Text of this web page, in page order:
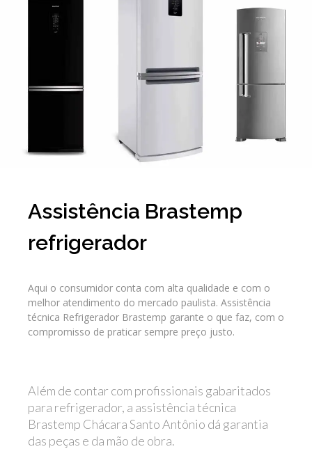
Assistência Brastemp
refrigerador
Aqui o consumidor conta com alta qualidade e com o
melhor atendimento do mercado paulista. Assistência
técnica Refrigerador Brastemp garante o que faz, com o
compromisso de praticar sempre preço justo.
Além de contar com profissionais gabaritados
para refrigerador, a assistência técnica
Brastemp Chácara Santo Antônio dá garantia
das peças e da mão de obra.